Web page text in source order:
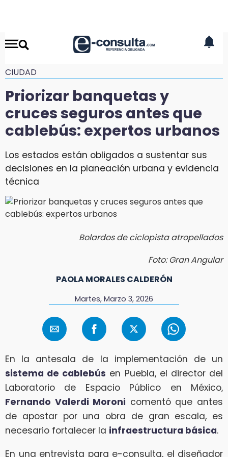
CIUDAD
Priorizar banquetas y
cruces seguros antes que
cablebús: expertos urbanos
Los estados están obligados a sustentar sus
decisiones en la planeación urbana y evidencia
técnica
Bolardos de ciclopista atropellados
Foto: Gran Angular
PAOLA MORALES CALDERÓN
Martes, Marzo 3, 2026
En la antesala de la implementación de un
sistema de cablebús en Puebla, el director del
Laboratorio de Espacio Público en México,
Fernando Valerdi Moroni comentó que antes
de apostar por una obra de gran escala, es
necesario fortalecer la infraestructura básica.
En una entrevista para e-consulta, el diseñador